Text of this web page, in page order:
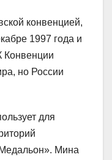
конвенцией,
1997 года и
Конвенции
но России
для
Мина